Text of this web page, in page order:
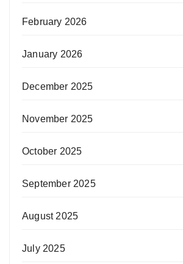
February 2026
January 2026
December 2025
November 2025
October 2025
September 2025
August 2025
July 2025